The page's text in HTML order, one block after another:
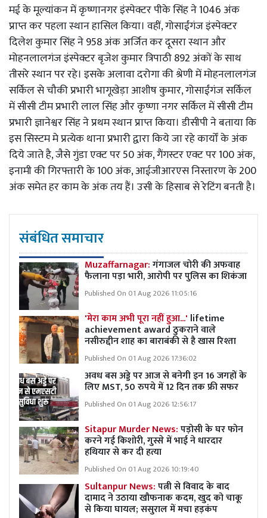
मई के मूल्यांकन में कृष्णानगर इंस्पेक्टर पीके सिंह ने 1046 अंक
प्राप्त कर पहला स्थान हासिल किया। वहीं, गोसाईंगंज इंस्पेक्टर
दिलेश कुमार सिंह ने 958 अंक अर्जित कर दूसरा स्थान और
मोहनलालगंज इंस्पेक्टर बृजेश कुमार त्रिपाठी 892 अंकों के साथ
तीसरे स्थान पर रहे। इसके अलावा दरोगा की श्रेणी में मोहनलालगंज
सर्किल से चौकी प्रभारी भागूखेड़ा आशीष कुमार, गोसाईंगंज सर्किल
में सीसी टीम प्रभारी लाल सिंह और कृष्णा नगर सर्किल में सीसी टीम
प्रभारी ज्ञानेश्वर सिंह ने प्रथम स्थान प्राप्त किया। डीसीपी ने बताया कि
इस सिस्टम मे प्रत्येक थाना प्रभारी द्वारा किये जा रहे कार्यों के अंक
दिये जाते है, जैसे गुंडा एक्ट पर 50 अंक, गैंगस्टर एक्ट पर 100 अंक,
इनामी की गिरफ्तारी के 100 अंक, आईजीआरएस निस्तारण के 200
अंक समेत हर काम के अंक तय हैं। उसी के हिसाब से रेटिंग बनती है।
संबंधित समाचार
Muzaffarnagar:गंगाजल चोरी की अफवाह
फैलाना पड़ा भारी, आरोपी पर पुलिस का शिकंजा
Published On 01 Aug 2026 11:05:16
'मेरा काम अभी पूरा नहीं हुआ...' lifetime
achievement award ठुकराने वाले
नसीरुद्दीन शाह का बाराबंकी से है खास रिश्ता
Published On 01 Aug 2026 17:36:02
अवध बस अड्डे पर आज से बनेगी इन 16 जगहों के
लिए MST, 50 रुपये में 12 दिन तक फ्री सफर
Published On 01 Aug 2026 12:56:17
Sitapur Murder News:पड़ोसी के घर फोन
करने गई किशोरी, गुस्से में भाई ने धारदार
हथियार से कर दी हत्या
Published On 01 Aug 2026 10:19:40
Sultanpur News:पत्नी से विवाद के बाद
दामाद ने उठाया खौफनाक कदम, खुद को चाकू
से किया घायल; ससुराल में मचा हड़कंप